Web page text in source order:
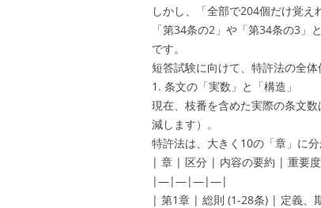
しかし、「全部で204個だけ覚
「第34条の2」や「第34条の3
です。
短答試験に向けて、特許法の全体
1. 条文の「実数」と「構造」
現在、枝番を含めた実際の条文
減します）。
特許法は、大きく10の「章」に
| 章 | 区分 | 内容の要約 | 重要
|—|—|—|—|
| 第1章 | 総則 (1-28条) | 定義